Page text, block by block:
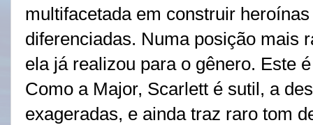
multifacetada em construir
diferenciadas. Numa posição mais
ela já realizou para o gênero. Este
Como a Major, Scarlett é sutil, a
exageradas, e ainda traz raro tom